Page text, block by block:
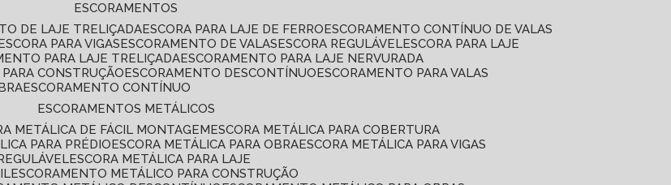
ESCORAMENTOS
DE LAJE TRELIÇADA ESCORA PARA LAJE DE FERRO
ESCORAMENTO CONTÍNUO DE VALAS
ESCORA PARA VIGAS ESCORAMENTO DE VALAS ESCORA REGULÁVEL ESCORA PARA LAJE
PARA LAJE TRELIÇADA ESCORAMENTO PARA LAJE NERVURADA
PARA CONSTRUÇÃO ESCORAMENTO DESCONTÍNUO
ESCORAMENTO PARA VALAS
ESCORAMENTO CONTÍNUO
ESCORAMENTOS METÁLICOS
METÁLICA DE FÁCIL MONTAGEM
ESCORA METÁLICA PARA COBERTURA
PARA PRÉDIO ESCORA METÁLICA PARA OBRA ESCORA METÁLICA PARA VIGAS
ESCORA METÁLICA PARA LAJE
ESCORAMENTO METÁLICO PARA CONSTRUÇÃO